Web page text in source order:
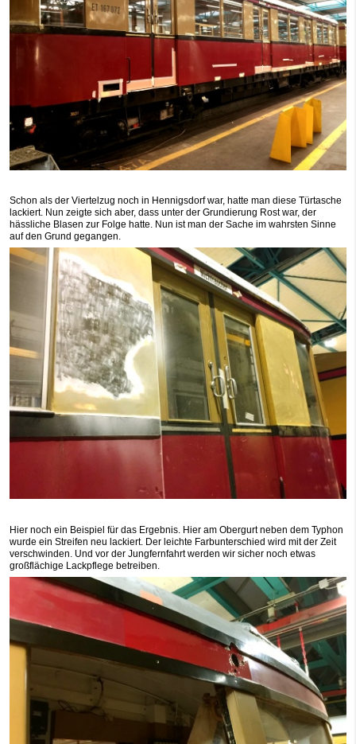
Schon als der Viertelzug noch in Hennigsdorf war, hatte man diese Türtasche
lackiert. Nun zeigte sich aber, dass unter der Grundierung Rost war, der
hässliche Blasen zur Folge hatte. Nun ist man der Sache im wahrsten Sinne
auf den Grund gegangen.
Hier noch ein Beispiel für das Ergebnis. Hier am Obergurt neben dem Typhon
wurde ein Streifen neu lackiert. Der leichte Farbunterschied wird mit der Zeit
verschwinden. Und vor der Jungfernfahrt werden wir sicher noch etwas
großflächige Lackpflege betreiben.